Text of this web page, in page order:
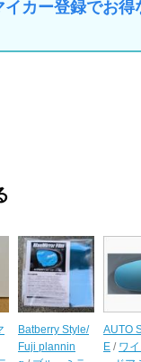
カー登録でお得
Batberry Style/
Fuji plannin
AUTO
E / ワ